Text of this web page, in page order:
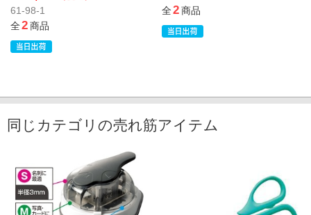
61-98-1
全2商品
全2商品
同じカテゴリの売れ筋アイテム